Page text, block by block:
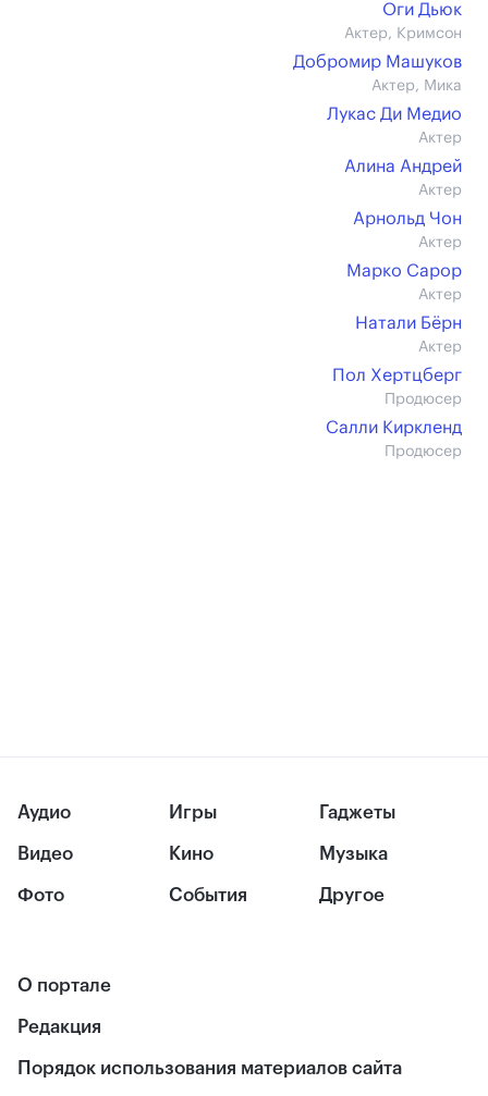
Оги Дьюк
Актер, Кримсон
Добромир Машуков
Актер, Мика
Лукас Ди Медио
Актер
Алина Андрей
Актер
Арнольд Чон
Актер
Марко Сарор
Актер
Натали Бёрн
Актер
Пол Хертцберг
Продюсер
Салли Киркленд
Продюсер
Аудио
Видео
Фото
Игры
Кино
События
Гаджеты
Музыка
Другое
О портале
Редакция
Порядок использования материалов сайта